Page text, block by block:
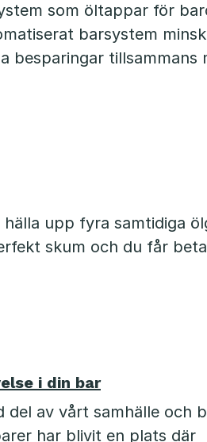
som öltappar för
barsystem
besparingar tillsammans
upp fyra samtidiga
skum och du får
i din bar
av vårt samhälle och
har blivit en plats där